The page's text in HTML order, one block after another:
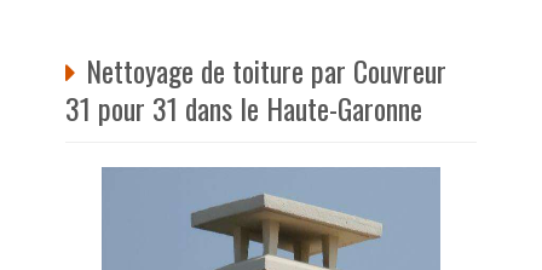
Nettoyage de toiture par Couvreur
31 pour 31 dans le Haute-Garonne